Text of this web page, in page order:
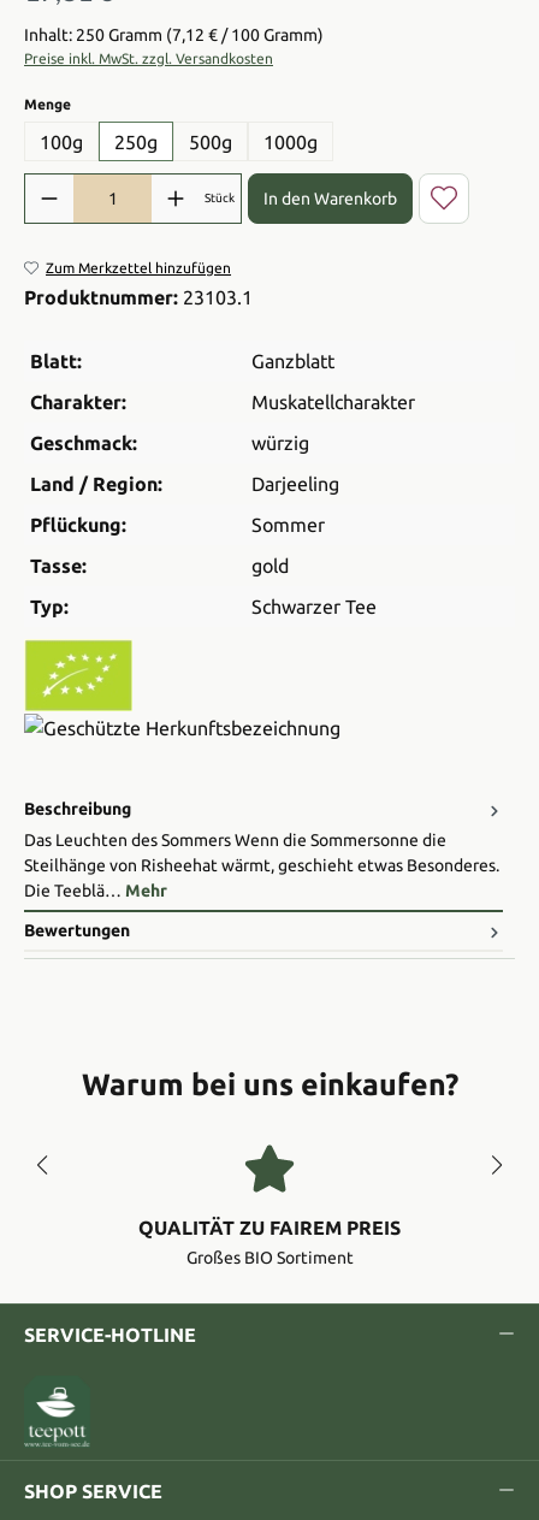
Inhalt: 250 Gramm (7,12 € / 100 Gramm)
Preise inkl. MwSt. zzgl. Versandkosten
Mengeauswählen
100g 250g 500g 1000g
Produkt Anzahl: Gib den gewünschten Wert ein oder benutze die
Stück In den Warenkorb
Zum Merkzettel hinzufügen
Produktnummer: 23103.1
Blatt:
Ganzblatt
Charakter:
Muskatellcharakter
Geschmack:
würzig
Land / Region:
Darjeeling
Pflückung:
Sommer
Tasse:
gold
Typ:
Schwarzer Tee
Beschreibung
Das Leuchten des Sommers Wenn die Sommersonne die
Steilhänge von Risheehat wärmt, geschieht etwas Besonderes.
Die Teeblä… Mehr
Bewertungen
Warum bei uns einkaufen?
QUALITÄT ZU FAIREM PREIS
Großes BIO Sortiment
SERVICE-HOTLINE
SHOP SERVICE